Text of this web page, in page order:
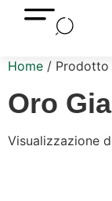
Home / Prodotto
Oro
Visualizzazione